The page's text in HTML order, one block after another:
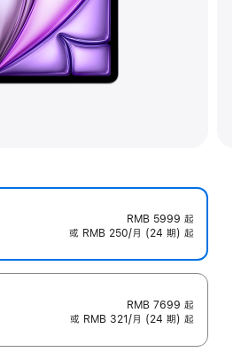
RMB 5999 起
或 RMB 250/月 (24 期) 起
RMB 7699 起
或 RMB 321/月 (24 期) 起